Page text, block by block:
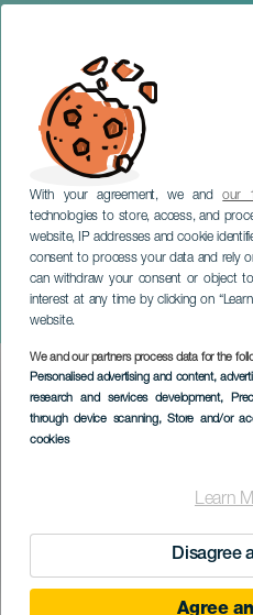
With your agreement, we andour
technologies to store, access, and
website, IP addresses and cookie
consent to process your data and rely
can withdraw your consent or object
interest at any time by clicking on
website.
We and our partners process data for the
Personalised advertising and content,
research and services development,
through device scanning, Store and/or
cookies
Learn
Disagree
Agree
Pedro
Álvarez in
TENERIFE
Imagen
Listado